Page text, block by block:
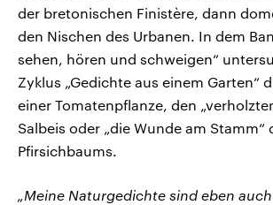
der bretonischen Finistère, dann
den Nischen des Urbanen. In dem
sehen, hören und schweigen“
Zyklus „Gedichte aus einem Garten“
einer Tomatenpflanze, den
Salbeis oder „die Wunde am Stamm“
Pfirsichbaums.
„Meine Naturgedichte sind eben